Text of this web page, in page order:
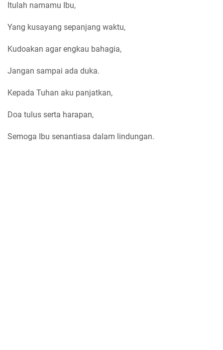
Itulah namamu Ibu,
Yang kusayang sepanjang waktu,
Kudoakan agar engkau bahagia,
Jangan sampai ada duka.
Kepada Tuhan aku panjatkan,
Doa tulus serta harapan,
Semoga Ibu senantiasa dalam lindungan.